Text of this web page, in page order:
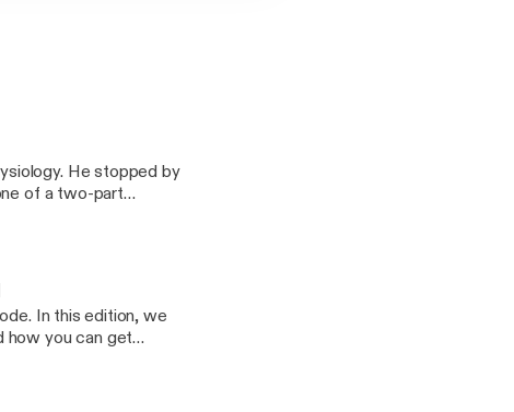
He stopped by
of a two-part
In this edition, we
how you can get